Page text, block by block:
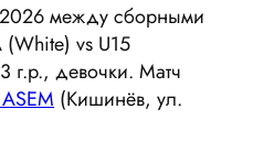
между сборными
vs U15
г.р., девочки. Матч
(Кишинёв, ул.